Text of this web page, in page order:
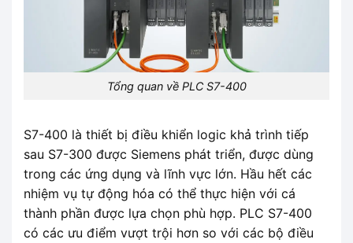
Tổng quan về PLC S7-400
S7-400 là thiết bị điều khiển logic khả trình tiếp
sau S7-300 được Siemens phát triển, được dùng
trong các ứng dụng và lĩnh vực lớn. Hầu hết các
nhiệm vụ tự động hóa có thể thực hiện với cá
thành phần được lựa chọn phù hợp. PLC S7-400
có các ưu điểm vượt trội hơn so với các bộ điều